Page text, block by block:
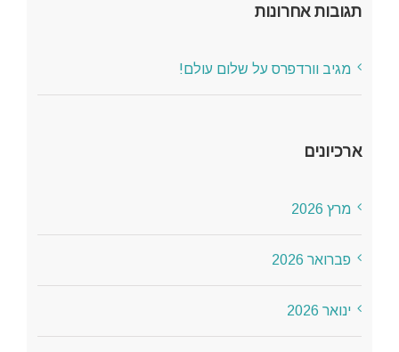
תגובות אחרונות
מגיב וורדפרסעל שלום עולם!
ארכיונים
מרץ 2026
פברואר 2026
ינואר 2026